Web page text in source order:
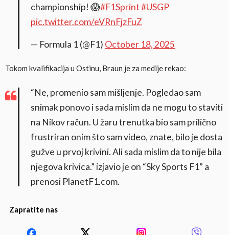
championship! 😱#F1Sprint#USGP
pic.twitter.com/eVRnFjzFuZ
— Formula 1 (@F1) October 18, 2025
Tokom kvalifikacija u Ostinu, Braun je za medije rekao:
“Ne, promenio sam mišljenje. Pogledao sam
snimak ponovo i sada mislim da ne mogu to staviti
na Nikov račun. U žaru trenutka bio sam prilično
frustriran onim što sam video, znate, bilo je dosta
gužve u prvoj krivini. Ali sada mislim da to nije bila
njegova krivica.” izjavio je on “Sky Sports F1” a
prenosi PlanetF1.com.
Zapratite nas